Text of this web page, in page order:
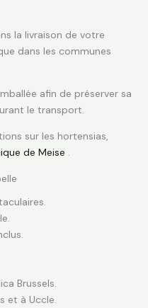
la livraison de votre
dans les communes
afin de préserver sa
le transport.
sur les hortensias,
de Meise .
Brussels.
et à Uccle.